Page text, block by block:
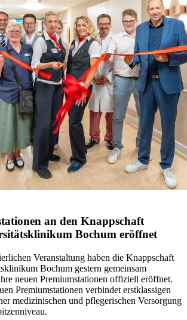
an den Knappschaft
Bochum eröffnet
Veranstaltung haben die Knappschaft
Bochum gestern gemeinsam
neuen Premiumstationen offiziell eröffnet.
Premiumstationen verbindet erstklassigen
medizinischen und pflegerischen Versorgung